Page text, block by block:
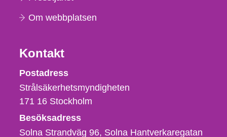
Om webbplatsen
Kontakt
Strålsäkerhetsmyndigheten
Postadress
Strålsäkerhetsmyndigheten
171 16 Stockholm
Besöksadress
Solna Strandväg 96, Solna Hantverkaregatan